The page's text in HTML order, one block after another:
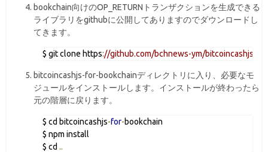
bookchain向けのOP_RETURNトランザクションを生成できる
ライブラリをgithubに公開してありますのでダウンロードし
てきます。
$ git clone https://github.com/bchnews-ym/bitcoincashjs-
bitcoincashjs-for-bookchainディレクトリに入り、必要なモ
ジュールをインストールします。インストールが終わったら
元の階層に戻ります。
$ cd bitcoincashjs-for-bookchain
$ npm install
$ cd ..